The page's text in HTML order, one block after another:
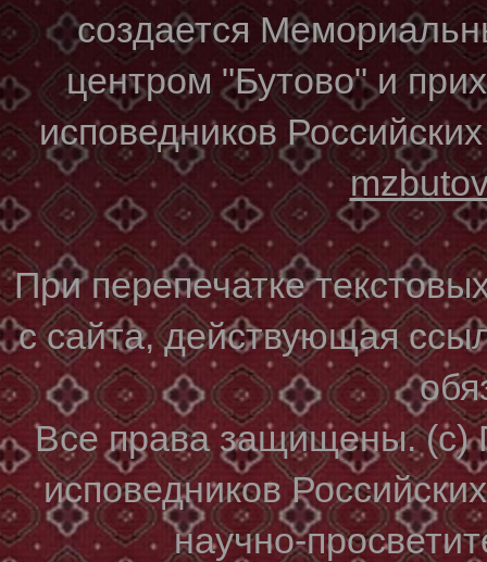
создается
центром "Бутово" и
исповедников
При перепечатке
с сайта, действующая
Все права защищены. (с)
исповедников
научно-